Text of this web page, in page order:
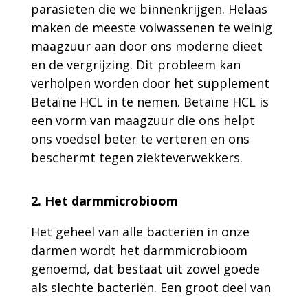
parasieten die we binnenkrijgen. Helaas
maken de meeste volwassenen te weinig
maagzuur aan door ons moderne dieet
en de vergrijzing. Dit probleem kan
verholpen worden door het supplement
Betaïne HCL in te nemen. Betaïne HCL is
een vorm van maagzuur die ons helpt
ons voedsel beter te verteren en ons
beschermt tegen ziekteverwekkers.
2. Het darmmicrobioom
Het geheel van alle bacteriën in onze
darmen wordt het darmmicrobioom
genoemd, dat bestaat uit zowel goede
als slechte bacteriën. Een groot deel van